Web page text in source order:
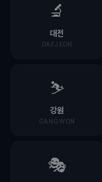
🔬
대전
DAEJEON
⛷️
강원
GANGWON
🎭